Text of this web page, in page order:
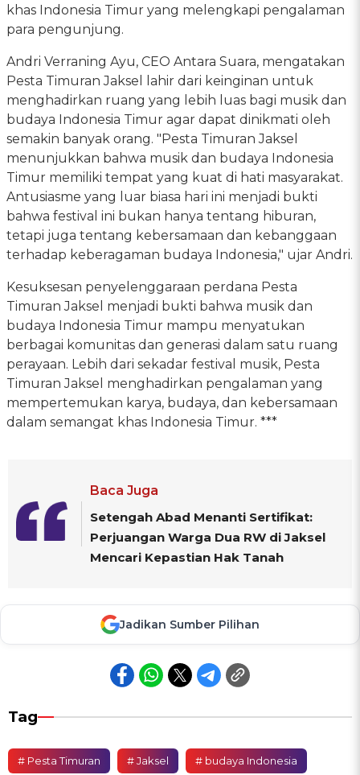
khas Indonesia Timur yang melengkapi pengalaman
para pengunjung.
Andri Verraning Ayu, CEO Antara Suara, mengatakan
Pesta Timuran Jaksel lahir dari keinginan untuk
menghadirkan ruang yang lebih luas bagi musik dan
budaya Indonesia Timur agar dapat dinikmati oleh
semakin banyak orang. "Pesta Timuran Jaksel
menunjukkan bahwa musik dan budaya Indonesia
Timur memiliki tempat yang kuat di hati masyarakat.
Antusiasme yang luar biasa hari ini menjadi bukti
bahwa festival ini bukan hanya tentang hiburan,
tetapi juga tentang kebersamaan dan kebanggaan
terhadap keberagaman budaya Indonesia," ujar Andri.
Kesuksesan penyelenggaraan perdana Pesta
Timuran Jaksel menjadi bukti bahwa musik dan
budaya Indonesia Timur mampu menyatukan
berbagai komunitas dan generasi dalam satu ruang
perayaan. Lebih dari sekadar festival musik, Pesta
Timuran Jaksel menghadirkan pengalaman yang
mempertemukan karya, budaya, dan kebersamaan
dalam semangat khas Indonesia Timur. ***
Baca Juga
Setengah Abad Menanti Sertifikat:
Perjuangan Warga Dua RW di Jaksel
Mencari Kepastian Hak Tanah
Jadikan Sumber Pilihan
Tag
# Pesta Timuran # Jaksel # budaya Indonesia